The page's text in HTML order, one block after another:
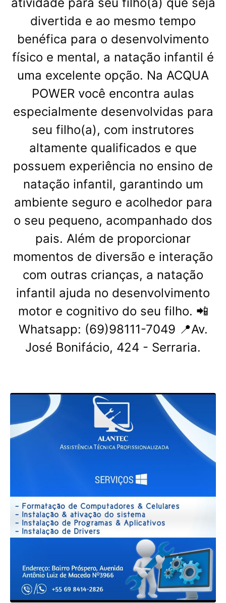
atividade para seu filho(a) que seja
divertida e ao mesmo tempo
benéfica para o desenvolvimento
físico e mental, a natação infantil é
uma excelente opção. Na ACQUA
POWER você encontra aulas
especialmente desenvolvidas para
seu filho(a), com instrutores
altamente qualificados e que
possuem experiência no ensino de
natação infantil, garantindo um
ambiente seguro e acolhedor para
o seu pequeno, acompanhado dos
pais. Além de proporcionar
momentos de diversão e interação
com outras crianças, a natação
infantil ajuda no desenvolvimento
motor e cognitivo do seu filho. 📲
Whatsapp: (69)98111-7049 📍Av.
José Bonifácio, 424 - Serraria.